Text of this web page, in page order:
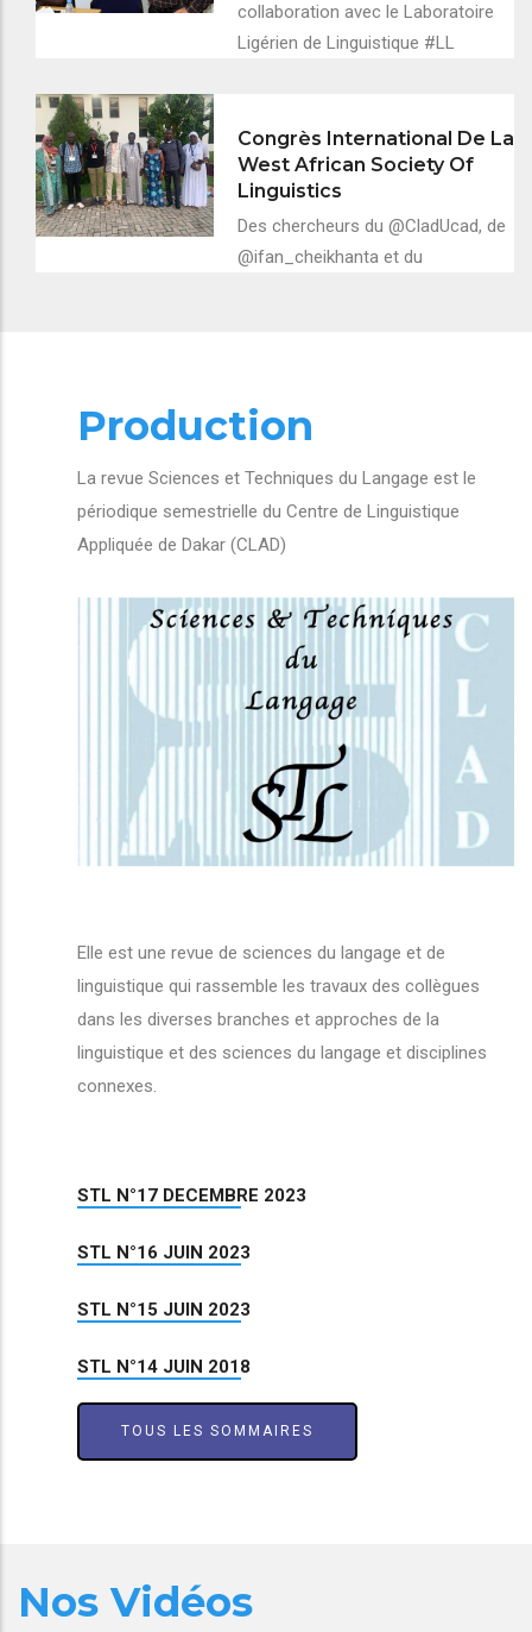
collaboration avec le Laboratoire
Ligérien de Linguistique #LL
Congrès International De La
West African Society Of
Linguistics
Des chercheurs du @CladUcad, de
@ifan_cheikhanta et du
Production
La revue Sciences et Techniques du Langage est le
périodique semestrielle du Centre de Linguistique
Appliquée de Dakar (CLAD)
Elle est une revue de sciences du langage et de
linguistique qui rassemble les travaux des collègues
dans les diverses branches et approches de la
linguistique et des sciences du langage et disciplines
connexes.
STL N°17 DECEMBRE 2023
STL N°16 JUIN 2023
STL N°15 JUIN 2023
STL N°14 JUIN 2018
TOUS LES SOMMAIRES
Nos Vidéos